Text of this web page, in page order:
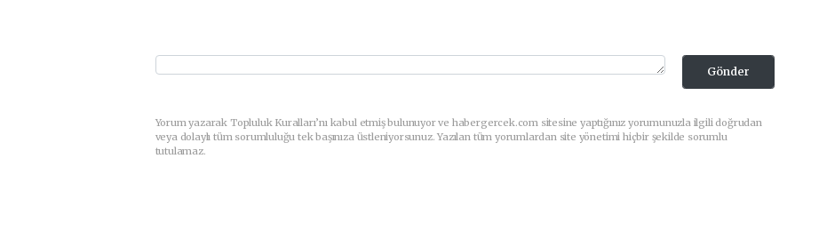
Gönder
Yorum yazarak Topluluk Kuralları’nı kabul etmiş bulunuyor ve habergercek.com sitesine yaptığınız yorumunuzla ilgili doğrudan
veya dolaylı tüm sorumluluğu tek başınıza üstleniyorsunuz. Yazılan tüm yorumlardan site yönetimi hiçbir şekilde sorumlu
tutulamaz.